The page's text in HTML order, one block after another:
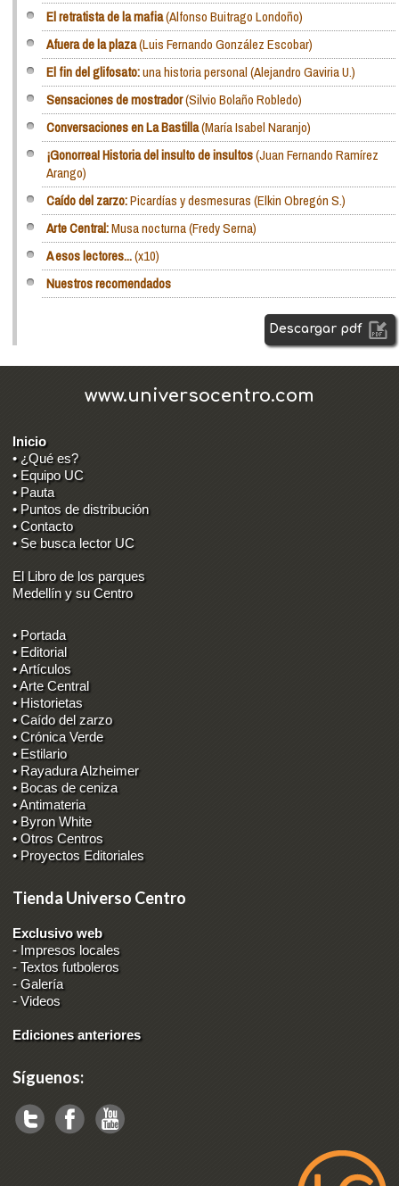
El retratista de la mafia(Alfonso Buitrago Londoño)
Afuera de la plaza(Luis Fernando González Escobar)
El fin del glifosato:una historia personal (Alejandro Gaviria U.)
Sensaciones de mostrador(Silvio Bolaño Robledo)
Conversaciones en La Bastilla(María Isabel Naranjo)
¡Gonorrea! Historia del insulto de insultos(Juan Fernando Ramírez
Arango)
Caído del zarzo:Picardías y desmesuras (Elkin Obregón S.)
Arte Central:Musa nocturna (Fredy Serna)
A esos lectores...(x10)
Nuestros recomendados
Descargar pdf
www.universocentro.com
Inicio
• ¿Qué es?
• Equipo UC
• Pauta
• Puntos de distribución
• Contacto
• Se busca lector UC
El Libro de los parques
Medellín y su Centro
• Portada
• Editorial
• Artículos
• Arte Central
• Historietas
• Caído del zarzo
• Crónica Verde
• Estilario
• Rayadura Alzheimer
• Bocas de ceniza
• Antimateria
• Byron White
• Otros Centros
• Proyectos Editoriales
Tienda Universo Centro
Exclusivo web
- Impresos locales
-Textos futboleros
-Galería
-Videos
Ediciones anteriores
Síguenos: